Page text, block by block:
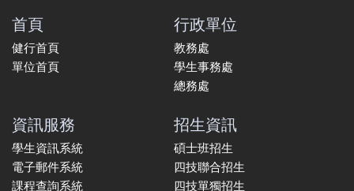
首頁
健行首頁
單位首頁
行政單位
教務處
學生事務處
總務處
資訊服務
學生資訊系統
電子郵件系統
課程查詢系統
招生資訊
碩士班招生
四技聯合招生
四技單獨招生